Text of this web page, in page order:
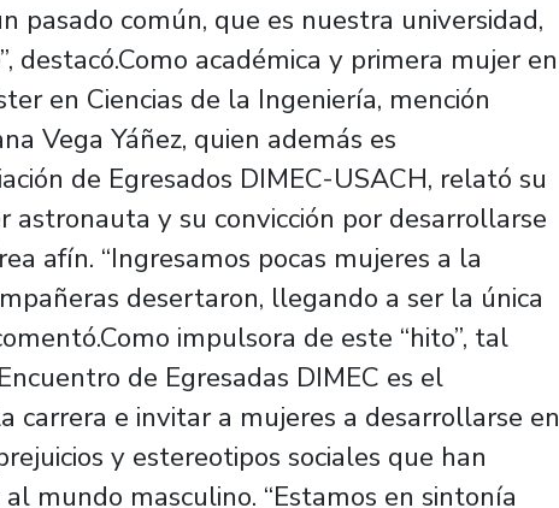
pasado común, que es nuestra universidad,
destacó.Como académica y primera mujer en
en Ciencias de la Ingeniería, mención
Vega Yáñez, quien además es
de Egresados DIMEC-USACH, relató su
astronauta y su convicción por desarrollarse
afín. “Ingresamos pocas mujeres a la
desertaron, llegando a ser la única
impulsora de este “hito”, tal
de Egresadas DIMEC es el
carrera e invitar a mujeres a desarrollarse en
y estereotipos sociales que han
mundo masculino. “Estamos en sintonía